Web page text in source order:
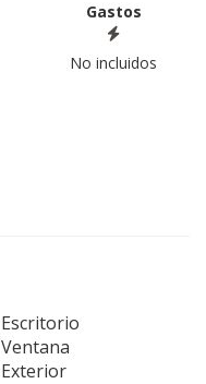
Gastos
No incluidos
Escritorio
Ventana
Exterior